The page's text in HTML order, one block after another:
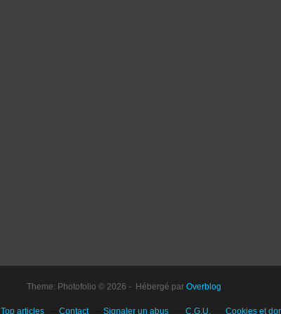
Theme: Photofolio © 2026 - Hébergé par Overblog
Top articles Contact Signaler un abus C.G.U. Cookies et